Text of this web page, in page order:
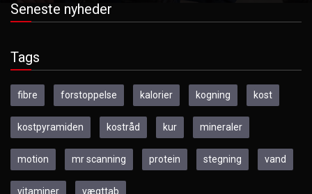
Seneste nyheder
Tags
fibre forstoppelse kalorier kogning kost
kostpyramiden kostråd kur mineraler
motion mr scanning protein stegning vand
vitaminer vægttab